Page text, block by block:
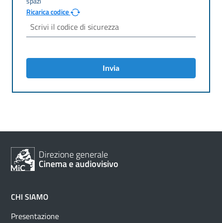
Ricarica codice
Invia
Direzione generale
Cinema e audiovisivo
CHI SIAMO
Presentazione